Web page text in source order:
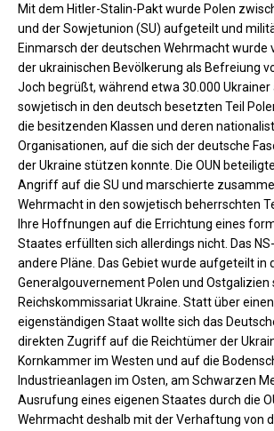
Mit dem Hitler-Stalin-Pakt wurde Polen
und der Sowjetunion (SU) aufgeteilt und
Einmarsch der deutschen Wehrmacht wurde
der ukrainischen Bevölkerung als Befreiung
Joch begrüßt, während etwa 30.000 Ukrainer
sowjetisch in den deutsch besetzten Teil
die besitzenden Klassen und deren
Organisationen, auf die sich der deutsche
der Ukraine stützen konnte. Die OUN
Angriff auf die SU und marschierte
Wehrmacht in den sowjetisch beherrschten
Ihre Hoffnungen auf die Errichtung eines
Staates erfüllten sich allerdings nicht. Das
andere Pläne. Das Gebiet wurde aufgeteilt in
Generalgouvernement Polen und Ostgalizien
Reichskommissariat Ukraine. Statt über
eigenständigen Staat wollte sich das
direkten Zugriff auf die Reichtümer der
Kornkammer im Westen und auf die
Industrieanlagen im Osten, am Schwarzen
Ausrufung eines eigenen Staates durch die
Wehrmacht deshalb mit der Verhaftung von